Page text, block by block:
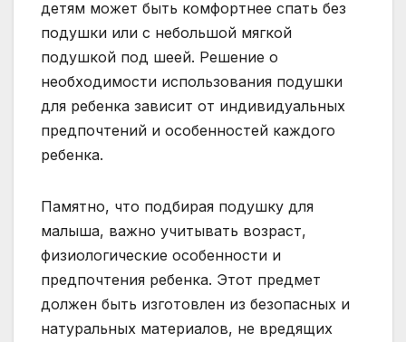
детям может быть комфортнее спать без
подушки или с небольшой мягкой
подушкой под шеей. Решение о
необходимости использования подушки
для ребенка зависит от индивидуальных
предпочтений и особенностей каждого
ребенка.
Памятно, что подбирая подушку для
малыша, важно учитывать возраст,
физиологические особенности и
предпочтения ребенка. Этот предмет
должен быть изготовлен из безопасных и
натуральных материалов, не вредящих